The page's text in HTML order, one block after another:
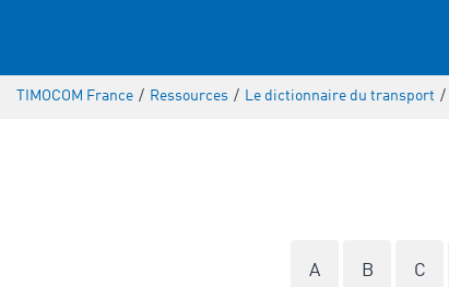
TIMOCOM France / Ressources / Le dictionnaire du transport /
A B C